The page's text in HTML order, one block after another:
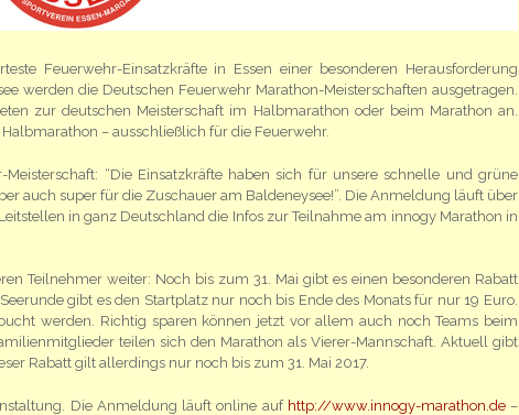
Feuerwehr-Einsatzkräfte in Essen einer besonderen Herausforderung
werden die Deutschen Feuerwehr Marathon-Meisterschaften ausgetragen.
zur deutschen Meisterschaft im Halbmarathon oder beim Marathon an.
– ausschließlich für die Feuerwehr.
“Die Einsatzkräfte haben sich für unsere schnelle und grüne
auch super für die Zuschauer am Baldeneysee!”. Die Anmeldung läuft über
in ganz Deutschland die Infos zur Teilnahme am innogy Marathon in
Teilnehmer weiter: Noch bis zum 31. Mai gibt es einen besonderen Rabatt
gibt es den Startplatz nur noch bis Ende des Monats für nur 19 Euro.
werden. Richtig sparen können jetzt vor allem auch noch Teams beim
teilen sich den Marathon als Vierer-Mannschaft. Aktuell gibt
Rabatt gilt allerdings nur noch bis zum 31. Mai 2017.
Die Anmeldung läuft online auf http://www.innogy-marathon.de–